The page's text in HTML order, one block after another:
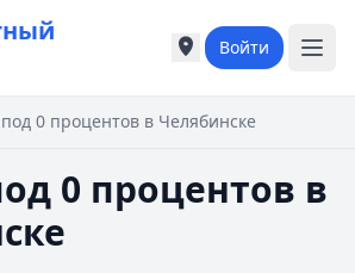
Города России
Москва
Казань
Города России
Москва
Казань
Войти
0 процентов в Челябинске
0 процентов в